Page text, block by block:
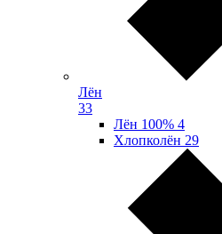
Лён
33
Лён 100% 4
Хлопколён 29